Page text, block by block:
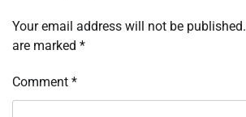
Your email address will not be published.
are marked *
Comment *